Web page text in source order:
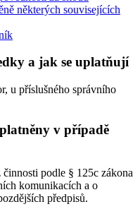
některých souvisejících
a jak se uplatňují
u příslušného správního
v případě
podle § 125c zákona
komunikacích a o
předpisů.